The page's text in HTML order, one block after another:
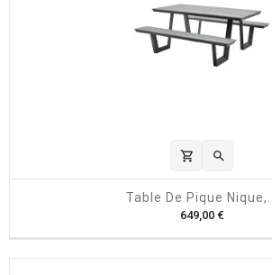
shopping_cart 
Table De Pique Nique,...
649,00 €P
x